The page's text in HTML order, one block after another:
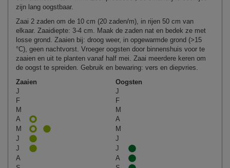
zijn lang oogstbaar.
Zaai 2 zaden om de 10 cm (20 zaden/m), in rijen 50 cm van
elkaar. Zaaidiepte: 3-4 cm. Maak de zaden nat en bedek ze met
losse grond. Zaaien bij: droog weer, in opgewarmde grond (>15
°C), geen nachtvorst. Vroeger oogsten door binnenshuis voor te
zaaien en uit te planten vanaf half mei. Zaai meerdere keren om
de oogst te spreiden. Gebruik en bewaring: vers en diepvries.
Zaaien
Oogsten
J
J
F
F
M
M
A
A
M
M
J
J
J
J
A
A